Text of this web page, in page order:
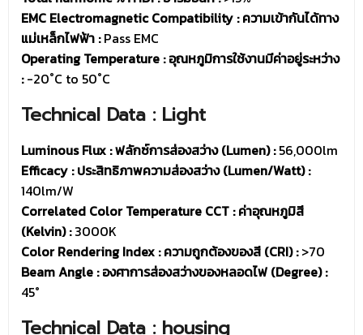
EMC Electromagnetic Compatibility : ความเข้ากันได้ทาง
แม่เหล็กไฟฟ้า :Pass EMC
Operating Temperature : อุณหภูมิการใช้งานมีค่าอยู่ระหว่าง
:-20˚C to 50˚C
Technical Data : Light
Luminous Flux : ฟลักซ์การส่องสว่าง (Lumen) :56,000lm
Efficacy : ประสิทธิภาพความส่องสว่าง (Lumen/Watt) :
140lm/W
Correlated Color Temperature CCT : ค่าอุณหภูมิสี
(Kelvin) :3000K
Color Rendering Index : ความถูกต้องของสี (CRI) :>70
Beam Angle : องศาการส่องสว่างของหลอดไฟ (Degree) :
45°
Technical Data : housing